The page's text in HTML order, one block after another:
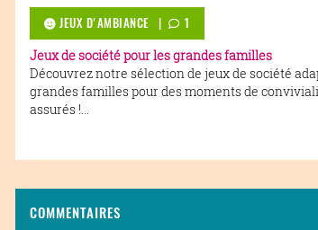
JEUX D'AMBIANCE | 1
Jeux de société pour les grandes familles
Découvrez notre sélection de jeux de société
grandes familles pour des moments de
assurés !...
COMMENTAIRES